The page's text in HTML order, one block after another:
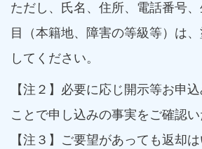
ただし、氏名、住所、電話番号
目（本籍地、障害の等級等）は
してください。
【注２】必要に応じ開示等お申
ことで申し込みの事実をご確認い
【注３】ご要望があっても返却は